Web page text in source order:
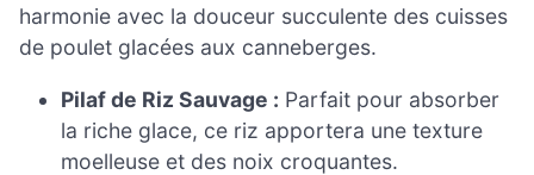
harmonie avec la douceur succulente des cuisses
de poulet glacées aux canneberges.
Pilaf de Riz Sauvage : Parfait pour absorber
la riche glace, ce riz apportera une texture
moelleuse et des noix croquantes.